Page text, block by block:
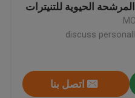
الحيوية للتنيترات
اتصل بنا